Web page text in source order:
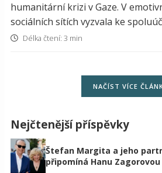
humanitární krizi v Gaze. V
sociálních sítích vyzvala ke
Délka čtení: 3 min
NAČÍST VÍCE
Nejčtenější příspěvky
Štefan Margita a jeho
připomíná Hanu Zagorovou